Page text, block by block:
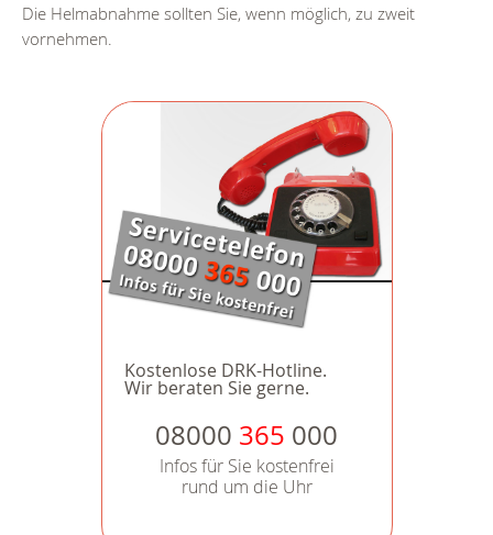
Die Helmabnahme sollten Sie, wenn möglich, zu zweit
vornehmen.
Kostenlose DRK-Hotline.
Wir beraten Sie gerne.
08000 365 000
Infos für Sie kostenfrei
rund um die Uhr